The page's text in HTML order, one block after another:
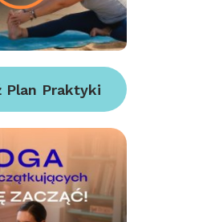
Plan Praktyki